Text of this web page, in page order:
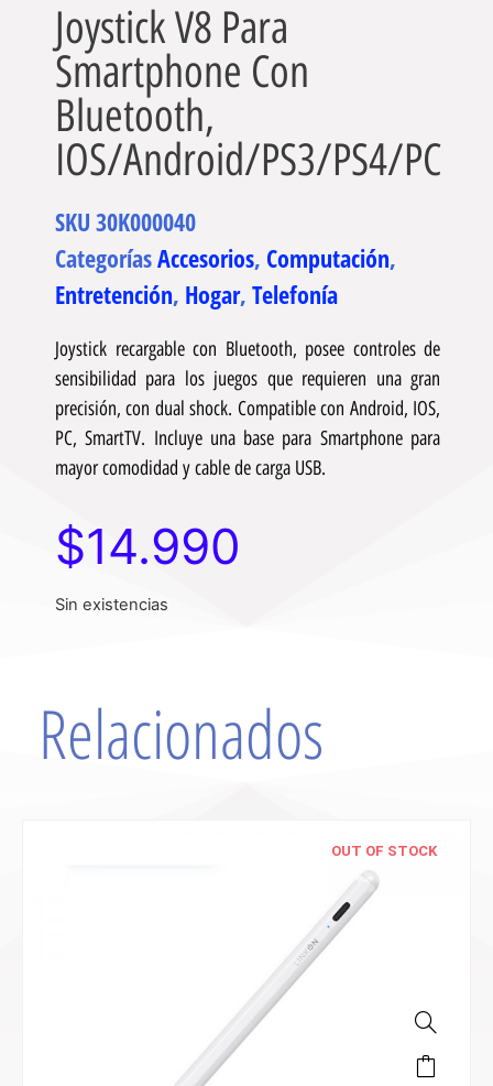
Joystick V8 Para
Smartphone Con
Bluetooth,
IOS/Android/PS3/PS4/PC
SKU 30K000040
CategoríasAccesorios, Computación,
Entretención, Hogar, Telefonía
Joystick recargable con Bluetooth, posee controles de
sensibilidad para los juegos que requieren una gran
precisión, con dual shock. Compatible con Android, IOS,
PC, SmartTV. Incluye una base para Smartphone para
mayor comodidad y cable de carga USB.
$14.990
Sin existencias
Relacionados
OUT OF STOCK